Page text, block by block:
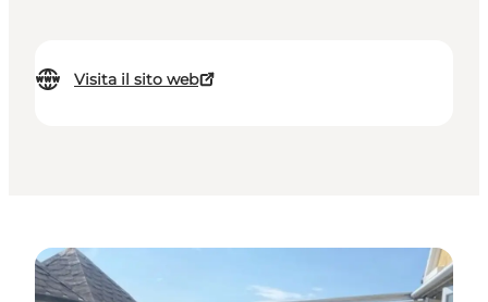
Visita il sito web